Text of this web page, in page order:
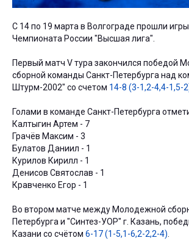
С 14 по 19 марта в Волгограде прошли
Чемпионата России "Высшая лига".
Первый матч V тура закончился победой
сборной команды Санкт-Петербурга над
Штурм-2002" со счетом 14-8 (3-1,2-4,4-1,5-
Голами в команде Санкт-Петербурга
Калтыгин Артем - 7
Грачёв Максим - 3
Булатов Даниил - 1
Курилов Кирилл - 1
Денисов Святослав - 1
Кравченко Егор - 1
Во втором матче между Молодежной
Петербурга и "Синтез-УОР" г. Казань,
Казани со счётом 6-17 (1-5,1-6,2-2,2-4).